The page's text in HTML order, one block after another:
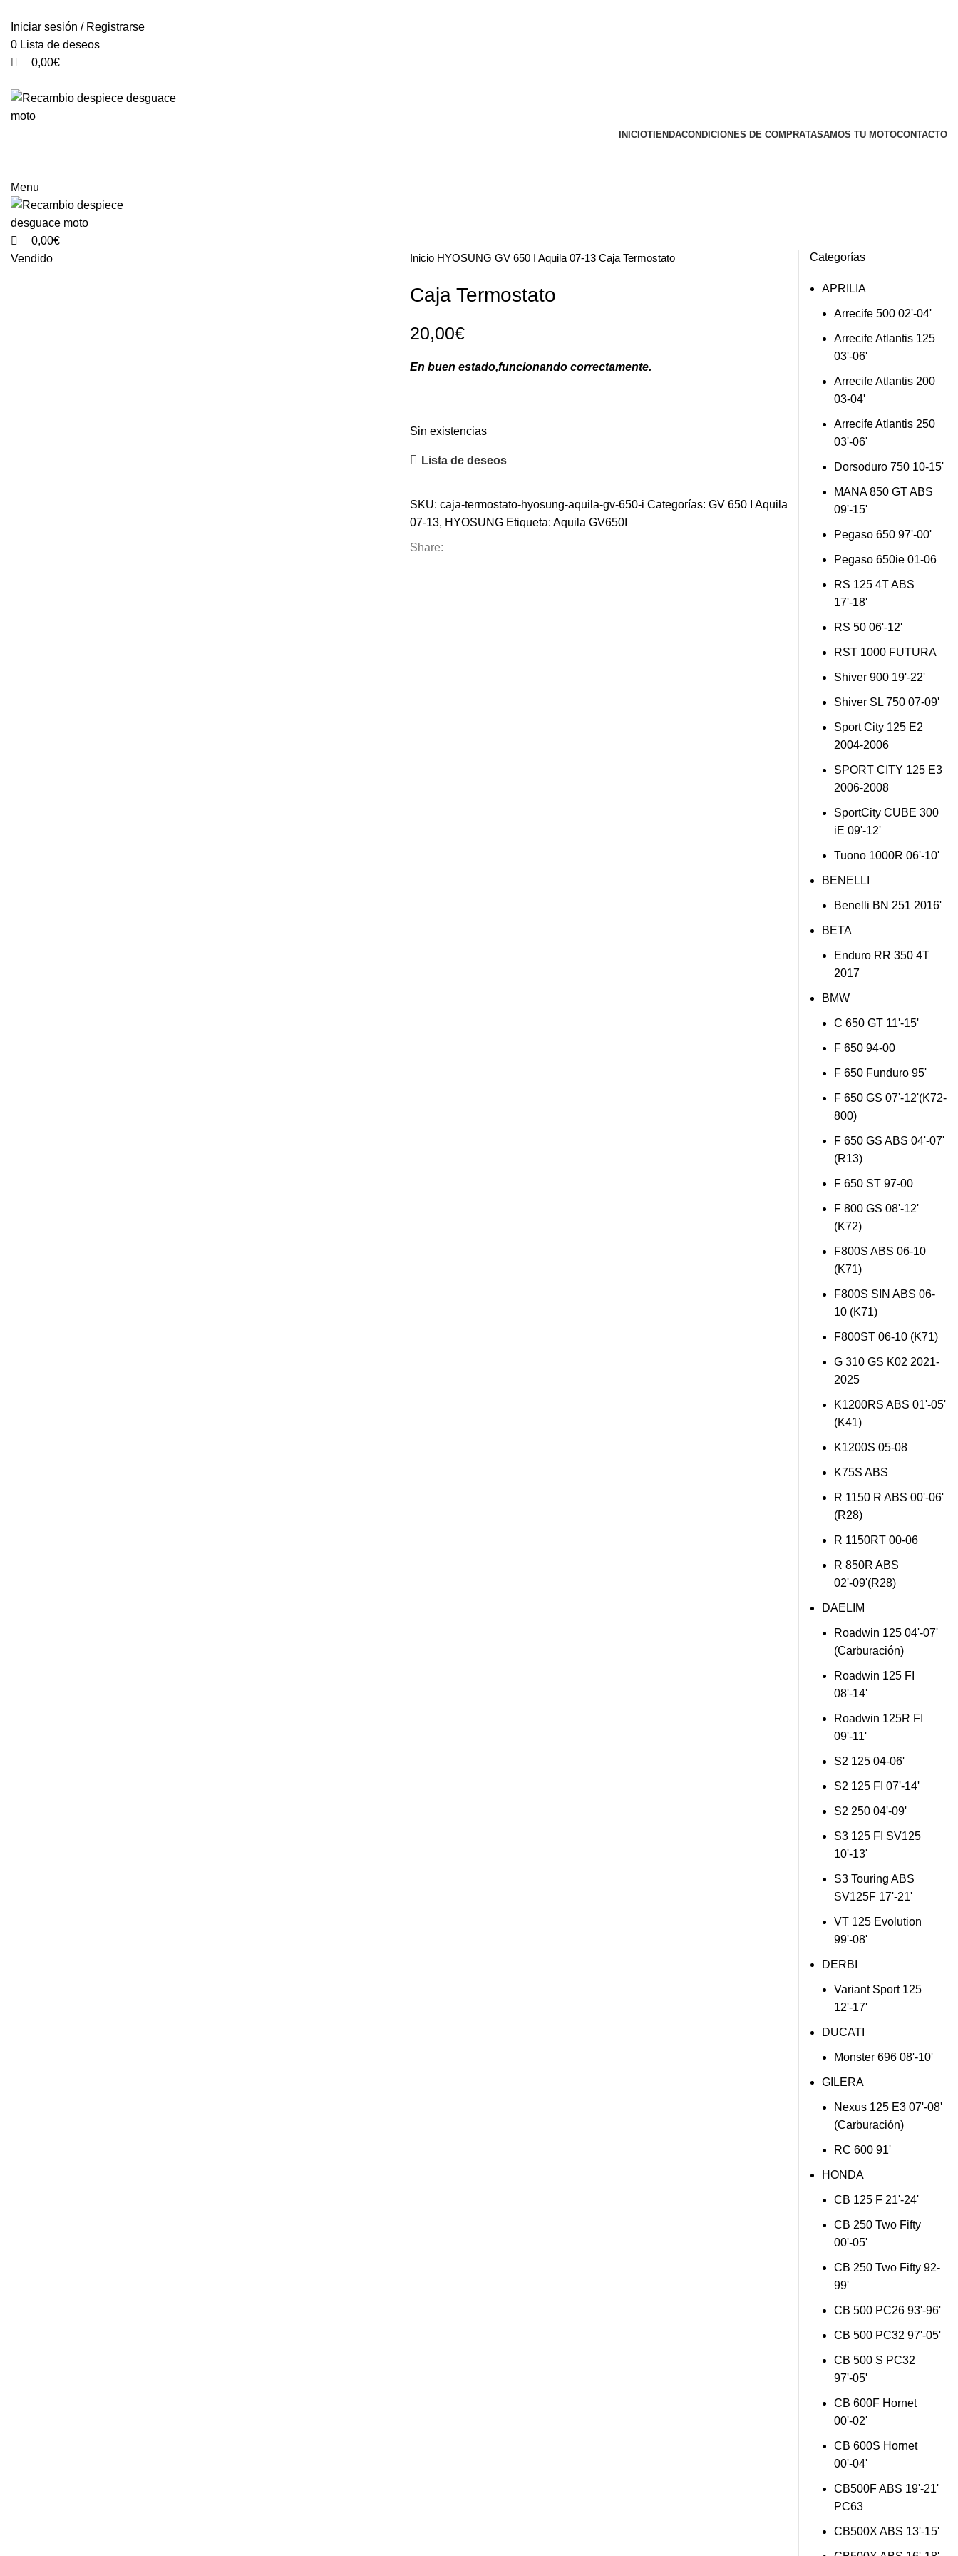
Iniciar sesión / Registrarse
0 Lista de deseos
0,00€
INICIOTIENDACONDICIONES DE COMPRATASAMOS TU MOTOCONTACTO
Menu
0,00€
Vendido
Inicio HYOSUNG GV 650 I Aquila 07-13 Caja Termostato
Caja Termostato
20,00€
En buen estado,funcionando correctamente.
Sin existencias
Lista de deseos
SKU: caja-termostato-hyosung-aquila-gv-650-i Categorías: GV 650 I Aquila
07-13, HYOSUNG Etiqueta: Aquila GV650I
Share:
Categorías
APRILIA
Arrecife 500 02'-04'
Arrecife Atlantis 125
03'-06'
Arrecife Atlantis 200
03-04'
Arrecife Atlantis 250
03'-06'
Dorsoduro 750 10-15'
MANA 850 GT ABS
09'-15'
Pegaso 650 97'-00'
Pegaso 650ie 01-06
RS 125 4T ABS
17'-18'
RS 50 06'-12'
RST 1000 FUTURA
Shiver 900 19'-22'
Shiver SL 750 07-09'
Sport City 125 E2
2004-2006
SPORT CITY 125 E3
2006-2008
SportCity CUBE 300
iE 09'-12'
Tuono 1000R 06'-10'
BENELLI
Benelli BN 251 2016'
BETA
Enduro RR 350 4T
2017
BMW
C 650 GT 11'-15'
F 650 94-00
F 650 Funduro 95'
F 650 GS 07'-12'(K72-
800)
F 650 GS ABS 04'-07'
(R13)
F 650 ST 97-00
F 800 GS 08'-12'
(K72)
F800S ABS 06-10
(K71)
F800S SIN ABS 06-
10 (K71)
F800ST 06-10 (K71)
G 310 GS K02 2021-
2025
K1200RS ABS 01'-05'
(K41)
K1200S 05-08
K75S ABS
R 1150 R ABS 00'-06'
(R28)
R 1150RT 00-06
R 850R ABS
02'-09'(R28)
DAELIM
Roadwin 125 04'-07'
(Carburación)
Roadwin 125 FI
08'-14'
Roadwin 125R FI
09'-11'
S2 125 04-06'
S2 125 FI 07'-14'
S2 250 04'-09'
S3 125 FI SV125
10'-13'
S3 Touring ABS
SV125F 17'-21'
VT 125 Evolution
99'-08'
DERBI
Variant Sport 125
12'-17'
DUCATI
Monster 696 08'-10'
GILERA
Nexus 125 E3 07'-08'
(Carburación)
RC 600 91'
HONDA
CB 125 F 21'-24'
CB 250 Two Fifty
00'-05'
CB 250 Two Fifty 92-
99'
CB 500 PC26 93'-96'
CB 500 PC32 97'-05'
CB 500 S PC32
97'-05'
CB 600F Hornet
00'-02'
CB 600S Hornet
00'-04'
CB500F ABS 19'-21'
PC63
CB500X ABS 13'-15'